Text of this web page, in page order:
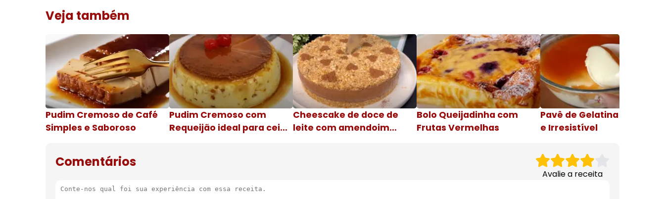
Veja também
Pudim Cremoso de Café
Simples e Saboroso
Pudim Cremoso com
Requeijão ideal para ceia
Cheescake de doce de
leite com amendoim
Bolo Queijadinha com
Frutas Vermelhas
Pavê de Gelatina Cremosa
e Irresistível
Comentários
Avalie a receita